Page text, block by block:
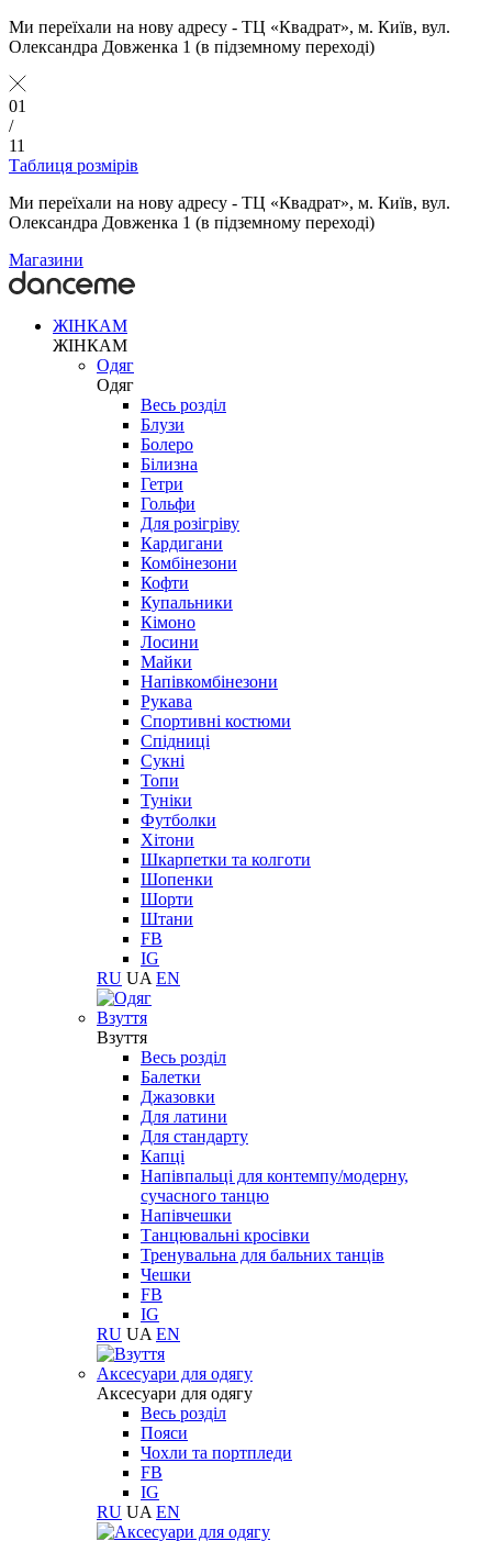
Ми переїхали на нову адресу - ТЦ «Квадрат», м. Київ, вул.
Олександра Довженка 1 (в підземному переході)
01
/
11
Таблиця розмірів
Ми переїхали на нову адресу - ТЦ «Квадрат», м. Київ, вул.
Олександра Довженка 1 (в підземному переході)
Магазини
ЖІНКАМ
ЖІНКАМ
Одяг
Одяг
Весь розділ
Блузи
Болеро
Білизна
Гетри
Гольфи
Для розігріву
Кардигани
Комбінезони
Кофти
Купальники
Кімоно
Лосини
Майки
Напівкомбінезони
Рукава
Спортивні костюми
Спідниці
Сукні
Топи
Туніки
Футболки
Хітони
Шкарпетки та колготи
Шопенки
Шорти
Штани
FB
IG
RU UA EN
Взуття
Взуття
Весь розділ
Балетки
Джазовки
Для латини
Для стандарту
Капці
Напівпальці для контемпу/модерну,
сучасного танцю
Напівчешки
Танцювальні кросівки
Тренувальна для бальних танців
Чешки
FB
IG
RU UA EN
Aксесуари для одягу
Aксесуари для одягу
Весь розділ
Пояси
Чохли та портпледи
FB
IG
RU UA EN